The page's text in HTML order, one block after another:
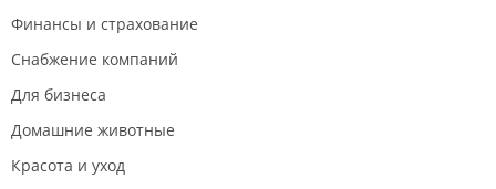
Финансы и страхование
Снабжение компаний
Для бизнеса
Домашние животные
Красота и уход